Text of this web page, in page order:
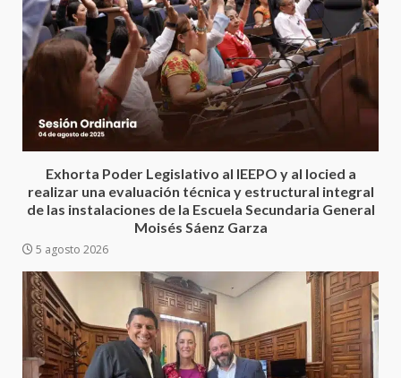
Exhorta Poder Legislativo al IEEPO y al Iocied a
realizar una evaluación técnica y estructural integral
de las instalaciones de la Escuela Secundaria General
Moisés Sáenz Garza
5 agosto 2026
3
Encuentro de Ariadna Montiel
con el Gobernador Salomón Jara
Cruz reafirma la consolidación
de la transformación en
territorio oaxaqueño
30 julio 2026
4
Juan Mazatlán
20 julio 2026
Sanciona Municipio de Oaxaca